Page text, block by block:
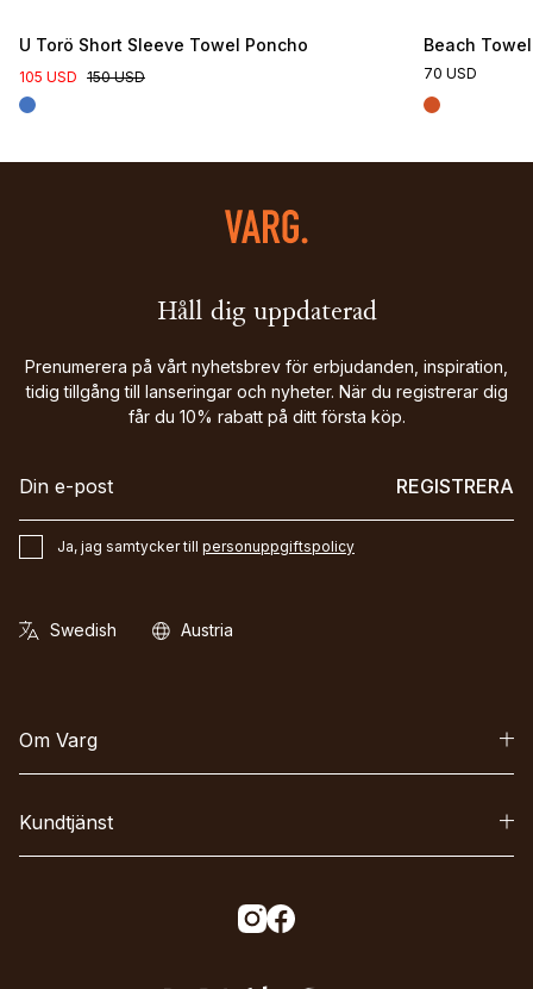
U Torö Short Sleeve Towel Poncho
105 USD 150 USD
Beach
70 USD
Håll dig uppdaterad
Prenumerera på vårt nyhetsbrev för erbjudanden, inspiration,
tidig tillgång till lanseringar och nyheter. När du registrerar dig
får du 10% rabatt på ditt första köp.
REGISTRERA
Ja, jag samtycker till personuppgiftspolicy
Om Varg
Kundtjänst